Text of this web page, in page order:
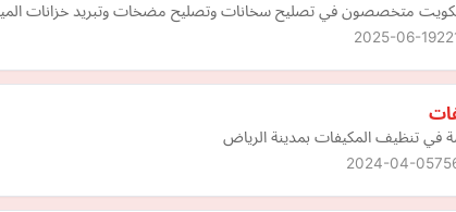
متخصصون في تصليح سخانات وتصليح مضخات وتبريد خزانات
2025-06-19
تنظيف المكيفات بمدينة الرياض
2024-04-05